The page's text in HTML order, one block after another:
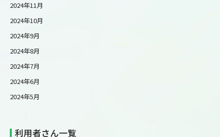
2024年11月
2024年10月
2024年9月
2024年8月
2024年7月
2024年6月
2024年5月
利用者さん一覧